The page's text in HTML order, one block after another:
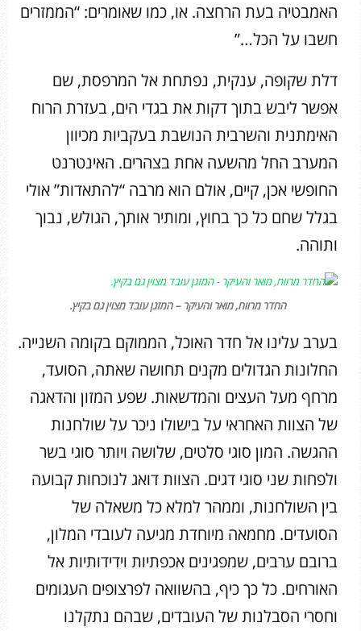
האמבטיה בעת הרחצה. או, כמו שאומרים: “הממזרים
חשבו על הכל…”
דלת שקופה, ענקית, נפתחת אל המרפסת, שם
אפשר ליבש בתוך דקות את בגדי הים, בעזרת הרוח
האימתנית והשרבית הנושבת בעקביות מכיוון
המערב החל מהשעה אחת בצהרים. האינטרנט
החופשי אכן, קיים, אולם הוא מרבה “להתאדות” אולי
בגלל שחם כל כך בחוץ, ומותיר אותך, הגולש, נבוך
ותוהה.
החדר מרווח, מואר והעיקר – המזגן עובד מצוין גם בקיץ.
בערב עלינו אל חדר האוכל, הממוקם בקומה השנייה.
החלונות הגדולים מקנים תחושה שאתה, הסועד,
מרחף מעל העצים והמדשאות. שפע המזון והדאגה
של הצוות האחראי על בישולו ניכר על שולחנות
ההגשה. המון סוגי סלטים, שלושה ויותר סוגי בשר
ולפחות שני סוגי דגים. הצוות דואג לנוכחות קבועה
בין השולחנות, וממהר למלא כל משאלה של
הסועדים. מחמאה מיוחדת מגיעה לעובדי המלון,
ברובם ערבים, שמפגינים אכפתיות וידידותיות אל
האורחים. כל כך כיף, בהשוואה לפרצופים העגומים
וחסרי הסבלנות של העובדים, שבהם נתקלנו